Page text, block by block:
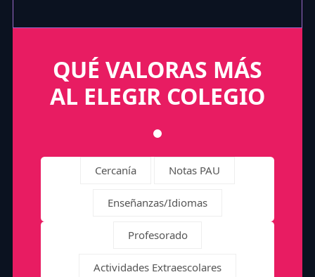
QUÉ VALORAS MÁS
AL ELEGIR COLEGIO
Cercanía Notas PAU
Enseñanzas/Idiomas
Profesorado
Actividades Extraescolares